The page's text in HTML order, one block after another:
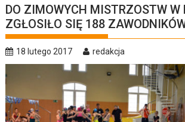
DO ZIMOWYCH MISTRZOSTW W
ZGŁOSIŁO SIĘ 188
18 lutego 2017 redakcja